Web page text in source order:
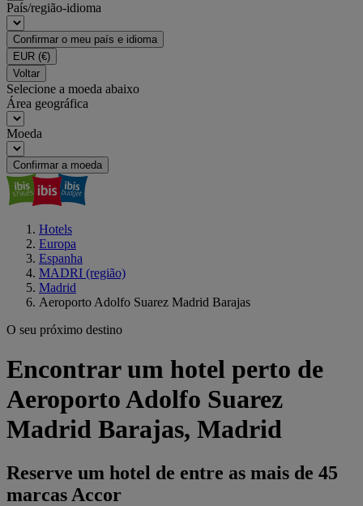
País/região-idioma
Confirmar o meu país e idioma
EUR (€)
Voltar
Selecione a moeda abaixo
Área geográfica
Moeda
Confirmar a moeda
Hotels
Europa
Espanha
MADRI (região)
Madrid
Aeroporto Adolfo Suarez Madrid Barajas
O seu próximo destino
Encontrar um hotel perto de
Aeroporto Adolfo Suarez
Madrid Barajas, Madrid
Reserve um hotel de entre as mais de 45
marcas Accor